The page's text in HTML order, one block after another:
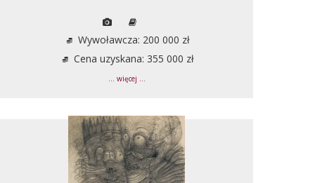
Wywoławcza: 200 000 zł
Cena uzyskana: 355 000 zł
... więcej ...